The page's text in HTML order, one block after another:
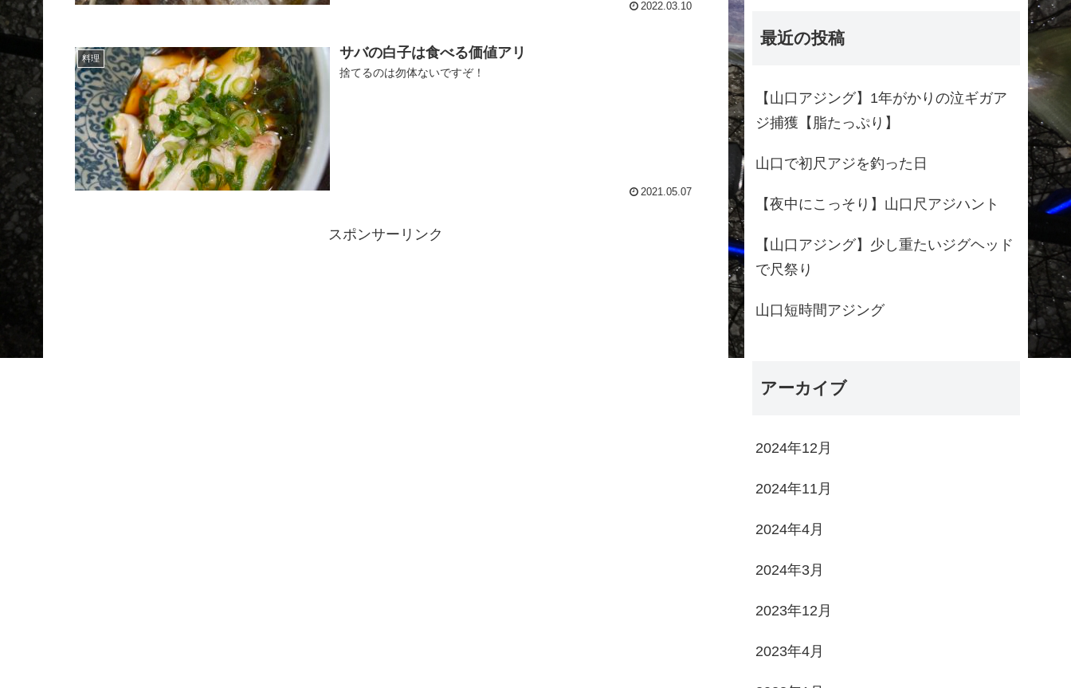
2022.03.10
料理 サバの白子は食べる価値アリ
捨てるのは勿体ないですぞ！
2021.05.07
スポンサーリンク
最近の投稿
【山口アジング】1年がかりの泣ギガア
ジ捕獲【脂たっぷり】
山口で初尺アジを釣った日
【夜中にこっそり】山口尺アジハント
【山口アジング】少し重たいジグヘッド
で尺祭り
山口短時間アジング
アーカイブ
2024年12月
2024年11月
2024年4月
2024年3月
2023年12月
2023年4月